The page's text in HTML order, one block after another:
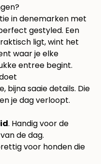
in denemarken met
gestyled. Een
ligt, wint het
waar je elke
entree begint.
bijna saaie details. Die
je dag verloopt.
. Handig voor de
de dag.
voor honden die